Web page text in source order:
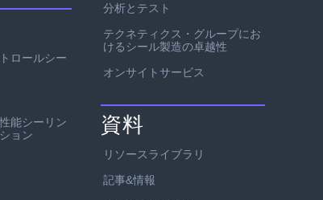
ロールシー
能シーリン
ョン
分析とテスト
テクネティクス・グループにお
けるシール製造の卓越性
オンサイトサービス
資料
リソースライブラリ
記事&情報